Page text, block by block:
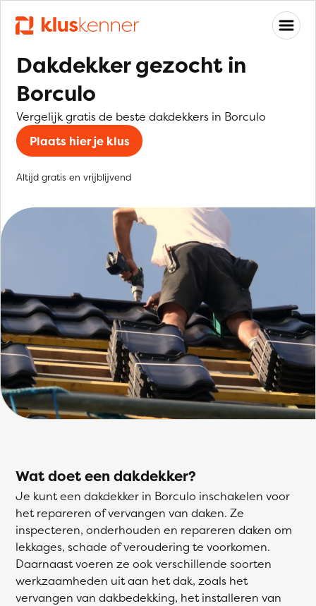
Dakdekker gezocht in
Borculo
Vergelijk gratis de beste dakdekkers in Borculo
Plaats hier je klus
Altijd gratis en vrijblijvend
Wat doet een dakdekker?
Je kunt een dakdekker in Borculo inschakelen voor
het repareren of vervangen van daken. Ze
inspecteren, onderhouden en repareren daken om
lekkages, schade of veroudering te voorkomen.
Daarnaast voeren ze ook verschillende soorten
werkzaamheden uit aan het dak, zoals het
vervangen van dakbedekking, het installeren van